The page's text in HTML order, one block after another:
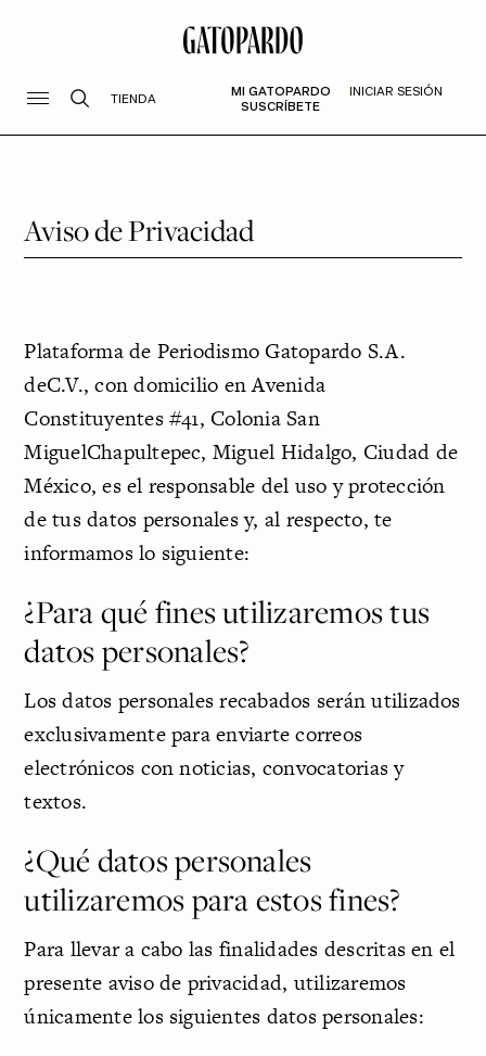
TIENDA
MI GATOPARDO
SUSCRÍBETE
INICIAR SESIÓN
Aviso de Privacidad
Plataforma de Periodismo Gatopardo S.A.
deC.V., con domicilio en Avenida
Constituyentes #41, Colonia San
MiguelChapultepec, Miguel Hidalgo, Ciudad de
México, es el responsable del uso y protección
de tus datos personales y, al respecto, te
informamos lo siguiente:
¿Para qué fines utilizaremos tus
datos personales?
Los datos personales recabados serán utilizados
exclusivamente para enviarte correos
electrónicos con noticias, convocatorias y
textos.
¿Qué datos personales
utilizaremos para estos fines?
Para llevar a cabo las finalidades descritas en el
presente aviso de privacidad, utilizaremos
únicamente los siguientes datos personales: